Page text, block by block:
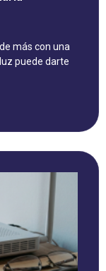
más con una
puede darte